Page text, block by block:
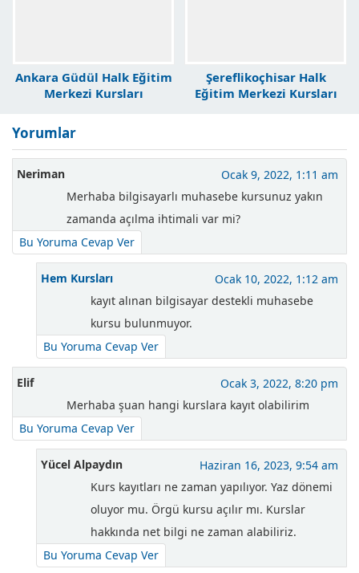
Ankara Güdül Halk Eğitim
Merkezi Kursları
Şereflikoçhisar Halk
Eğitim Merkezi Kursları
Yorumlar
Neriman
Ocak 9, 2022, 1:11 am
Merhaba bilgisayarlı muhasebe kursunuz yakın
zamanda açılma ihtimali var mi?
Bu Yoruma Cevap Ver
Hem Kursları
Ocak 10, 2022, 1:12 am
kayıt alınan bilgisayar destekli muhasebe
kursu bulunmuyor.
Bu Yoruma Cevap Ver
Elif
Ocak 3, 2022, 8:20 pm
Merhaba şuan hangi kurslara kayıt olabilirim
Bu Yoruma Cevap Ver
Yücel Alpaydın
Haziran 16, 2023, 9:54 am
Kurs kayıtları ne zaman yapılıyor. Yaz dönemi
oluyor mu. Örgü kursu açılır mı. Kurslar
hakkında net bilgi ne zaman alabiliriz.
Bu Yoruma Cevap Ver